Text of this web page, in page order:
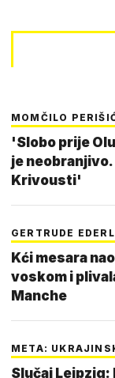
MOMČILO
'Slobo prije
je
Krivousti'
GERTRUDE
Kći mesara
voskom i
Manche
META:
Slučaj